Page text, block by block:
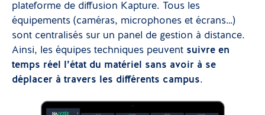
plateforme de diffusion Kapture. Tous les
équipements (caméras, microphones et écrans…)
sont centralisés sur un panel de gestion à distance.
Ainsi, les équipes techniques peuvent suivre en
temps réel l’état du matériel sans avoir à se
déplacer à travers les différents campus.